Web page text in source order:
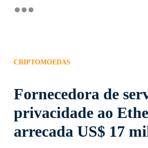
CRIPTOMOEDAS
Fornecedora de
privacidade ao
arrecada US$ 17